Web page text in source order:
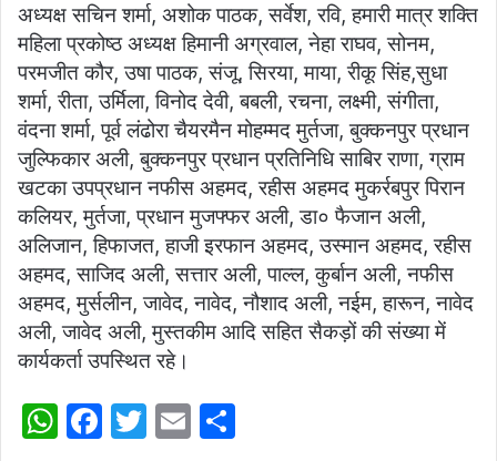
अध्यक्ष सचिन शर्मा, अशोक पाठक, सर्वेश, रवि, हमारी मात्र शक्ति
महिला प्रकोष्ठ अध्यक्ष हिमानी अग्रवाल, नेहा राघव, सोनम,
परमजीत कौर, उषा पाठक, संजू, सिरया, माया, रीकू सिंह,सुधा
शर्मा, रीता, उर्मिला, विनोद देवी, बबली, रचना, लक्ष्मी, संगीता,
वंदना शर्मा, पूर्व लंढोरा चैयरमैन मोहम्मद मुर्तजा, बुक्कनपुर प्रधान
जुल्फिकार अली, बुक्कनपुर प्रधान प्रतिनिधि साबिर राणा, ग्राम
खटका उपप्रधान नफीस अहमद, रहीस अहमद मुकर्रबपुर पिरान
कलियर, मुर्तजा, प्रधान मुजफ्फर अली, डा० फैजान अली,
अलिजान, हिफाजत, हाजी इरफान अहमद, उस्मान अहमद, रहीस
अहमद, साजिद अली, सत्तार अली, पाल्ल, कुर्बान अली, नफीस
अहमद, मुर्सलीन, जावेद, नावेद, नौशाद अली, नईम, हारून, नावेद
अली, जावेद अली, मुस्तकीम आदि सहित सैकड़ों की संख्या में
कार्यकर्ता उपस्थित रहे।
W F
T
E